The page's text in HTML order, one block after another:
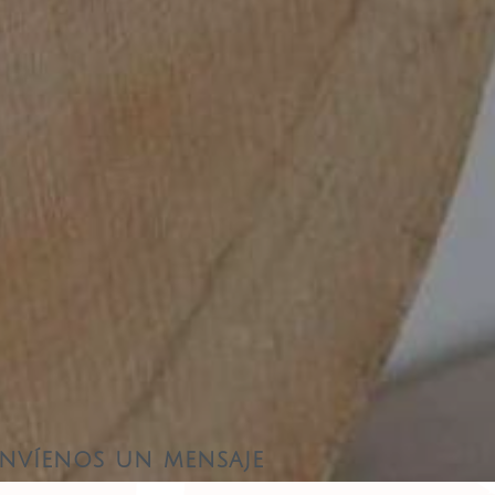
un mensaje